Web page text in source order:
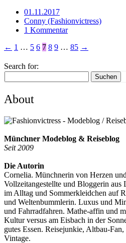
01.11.2017
Conny (Fashionvictress)
1 Kommentar
← 1 … 5 6 7 8 9 … 85 →
Search for:
Suchen
About
Münchner Modeblog & Reiseblog
Seit 2009
Die Autorin
Cornelia. Münchnerin von Herzen
Vollzeitangestellte und Bloggerin aus
im Alltag und Sommerkleidchen auf
und Weltenbummlerin. Luxus und
und Fahrradfahren. Mathe-affin und
Kultur versus am Eisbach in der
gutes Essen. Reisejunkie, Altbau-
Vintage.